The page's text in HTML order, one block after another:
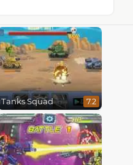
Tanks Squad 7.2